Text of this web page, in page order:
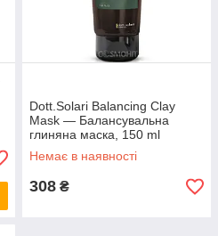
Dott.Solari Balancing Clay
Mask — Балансувальна
глиняна маска, 150 ml
Немає в наявності
308 ₴